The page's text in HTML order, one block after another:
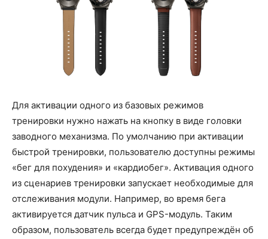
Для активации одного из базовых режимов
тренировки нужно нажать на кнопку в виде головки
заводного механизма. По умолчанию при активации
быстрой тренировки, пользователю доступны режимы
«бег для похудения» и «кардиобег». Активация одного
из сценариев тренировки запускает необходимые для
отслеживания модули. Например, во время бега
активируется датчик пульса и GPS-модуль. Таким
образом, пользователь всегда будет предупреждён об